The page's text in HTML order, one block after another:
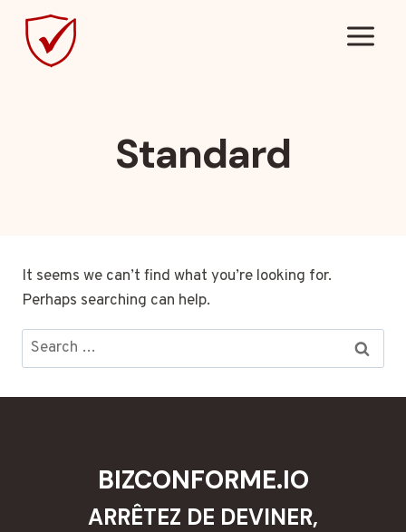
content
Standard
It seems we can’t find what you’re looking for.
Perhaps searching can help.
Search
for:
BIZCONFORME.IO
ARRÊTEZ DE DEVINER,